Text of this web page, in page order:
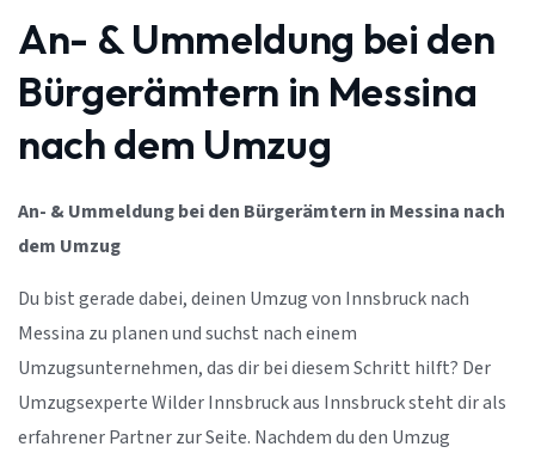
An- & Ummeldung bei den
Bürgerämtern in Messina
nach dem Umzug
An- & Ummeldung bei den Bürgerämtern in Messina nach
dem Umzug
Du bist gerade dabei, deinen Umzug von Innsbruck nach
Messina zu planen und suchst nach einem
Umzugsunternehmen, das dir bei diesem Schritt hilft? Der
Umzugsexperte Wilder Innsbruck aus Innsbruck steht dir als
erfahrener Partner zur Seite. Nachdem du den Umzug